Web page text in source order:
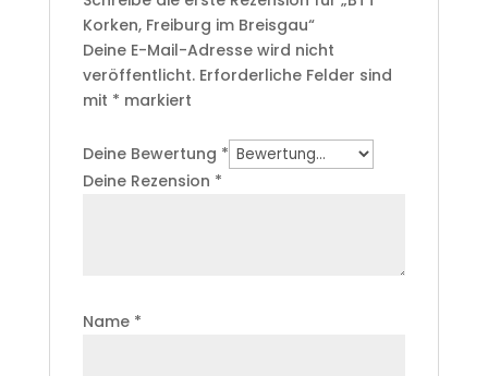
Korken, Freiburg im Breisgau“
Deine E-Mail-Adresse wird nicht
veröffentlicht. Erforderliche Felder sind
mit * markiert
Deine Bewertung *
Deine Rezension *
Name *